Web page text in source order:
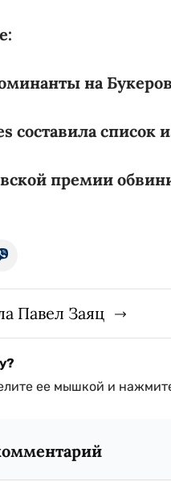
на
составила
премии
Павел Заяц
ее мышкой и